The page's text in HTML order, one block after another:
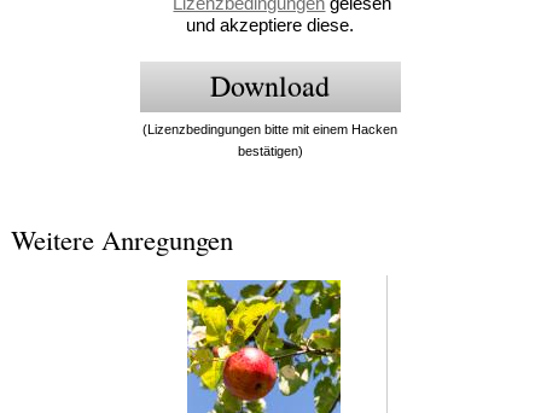
und akzeptiere diese.
(Lizenzbedingungen bitte mit einem Hacken
bestätigen)
Weitere Anregungen